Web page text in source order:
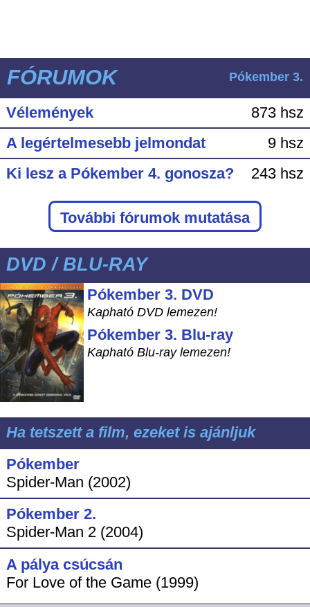
FÓRUMOK Pókember 3.
Vélemények
873 hsz
A legértelmesebb jelmondat
9 hsz
Ki lesz a Pókember 4. gonosza?
243 hsz
További fórumok mutatása
DVD / BLU-RAY
Pókember 3. DVD
Kapható DVD lemezen!
Pókember 3. Blu-ray
Kapható Blu-ray lemezen!
Ha tetszett a film, ezeket is ajánljuk
Pókember
Spider-Man (2002)
Pókember 2.
Spider-Man 2 (2004)
A pálya csúcsán
For Love of the Game (1999)